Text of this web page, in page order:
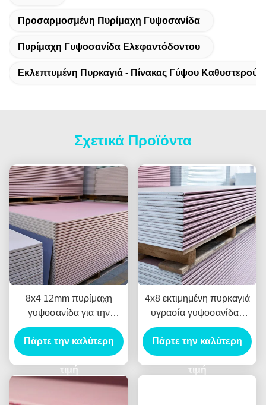
Προσαρμοσμένη Πυρίμαχη Γυψοσανίδα
Πυρίμαχη Γυψοσανίδα Ελεφαντόδοντου
Εκλεπτυμένη Πυρκαγιά - Πίνακας Γύψου
Σχετικά Προϊόντα
8x4 12mm πυρίμαχη
γυψοσανίδα για την
οικοδόμηση του
χωρισμού διακοσμήσεων
Πάρτε την καλύτερη
τιμή
4x8 εκτιμημένη πυρκαγιά
υγρασία γυψοσανίδας
πινάκων γύψου -
απόδειξη 12mm για το
κτίριο γραφείων
Πάρτε την καλύτερη
τιμή